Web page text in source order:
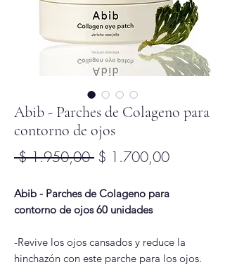
Abib - Parches de Colageno para
contorno de ojos
$ 1.950,00 Precio
$ 1.700,00Precio
oferta
Abib - Parches de Colageno para
contorno de ojos 60 unidades
-Revive los ojos cansados ​​y reduce la
hinchazón con este parche para los ojos.